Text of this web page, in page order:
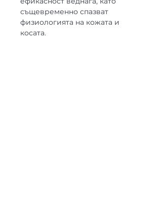
същевременно спазват
физиологията на кожата и
косата.